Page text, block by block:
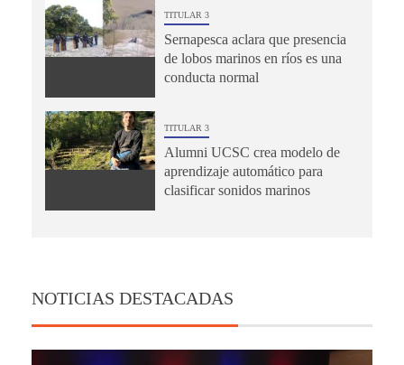
TITULAR 3
Sernapesca aclara que presencia
de lobos marinos en ríos es una
conducta normal
TITULAR 3
Alumni UCSC crea modelo de
aprendizaje automático para
clasificar sonidos marinos
NOTICIAS DESTACADAS